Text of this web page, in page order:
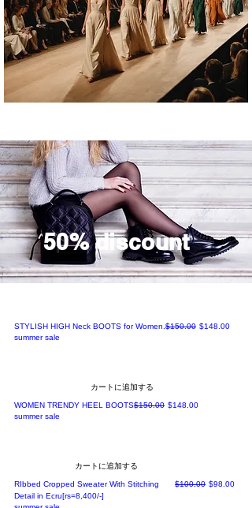
50% discount
STYLISH HIGH Neck BOOTS for Women.通常価格
$150.00 セール価格
$148.00
summer sale
カートに追加する
WOMEN TRENDY HEEL BOOTS通常価格
$150.00 セール価格
$148.00
summer sale
カートに追加する
RIbbed Cropped Sweater With Stitching
Detail in Ecru[rs=8,400/-]
通常価格
$100.00 セール価格
$98.00